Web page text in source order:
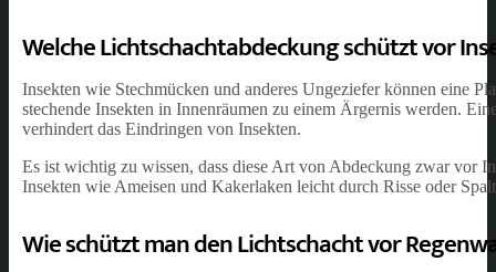
Welche Lichtschachtabdeckung schützt vor
Insekten wie Stechmücken und anderes Ungeziefer können eine
stechende Insekten in Innenräumen zu einem Ärgernis werden.
verhindert das Eindringen von Insekten.
Es ist wichtig zu wissen, dass diese Art von Abdeckung zwar vor
Insekten wie Ameisen und Kakerlaken leicht durch Risse oder
Wie schützt man den Lichtschacht vor